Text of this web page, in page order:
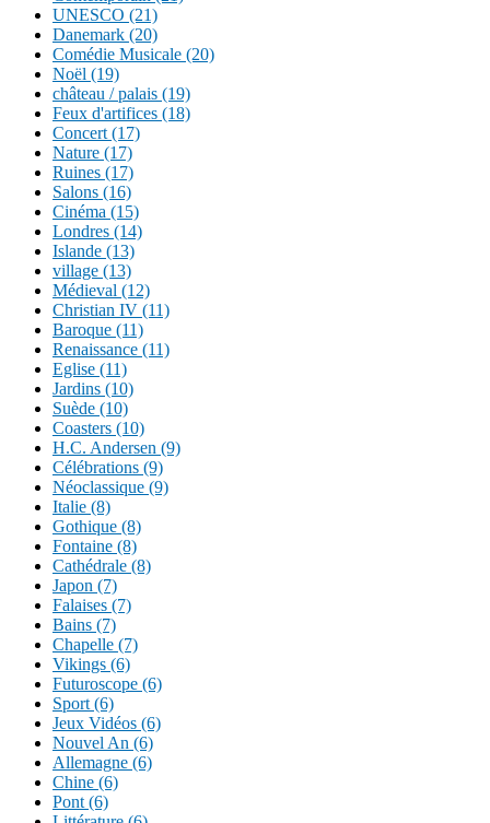
UNESCO (21)
Danemark (20)
Comédie Musicale (20)
Noël (19)
château / palais (19)
Feux d'artifices (18)
Concert (17)
Nature (17)
Ruines (17)
Salons (16)
Cinéma (15)
Londres (14)
Islande (13)
village (13)
Médieval (12)
Christian IV (11)
Baroque (11)
Renaissance (11)
Eglise (11)
Jardins (10)
Suède (10)
Coasters (10)
H.C. Andersen (9)
Célébrations (9)
Néoclassique (9)
Italie (8)
Gothique (8)
Fontaine (8)
Cathédrale (8)
Japon (7)
Falaises (7)
Bains (7)
Chapelle (7)
Vikings (6)
Futuroscope (6)
Sport (6)
Jeux Vidéos (6)
Nouvel An (6)
Allemagne (6)
Chine (6)
Pont (6)